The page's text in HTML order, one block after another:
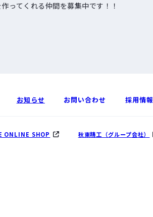
ってくれる仲間を募集中です！！
お知らせ お問い合わせ 採用情報
ONLINE SHOP 秋東精工（グループ会社）